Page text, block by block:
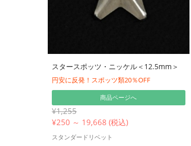
スタースポッツ・ニッケル＜12.5mm＞
円安に反発！スポッツ類20％OFF
商品ページへ
¥1,255
¥250 ～ 19,668 (税込)
スタンダードリベット